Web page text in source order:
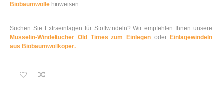
Biobaumwolle hinweisen.
Suchen Sie Extraeinlagen für Stoffwindeln? Wir empfehlen Ihnen unsere
Musselin-Windeltücher Old Times zum Einlegenoder
Einlagewindeln
aus Biobaumwollköper.